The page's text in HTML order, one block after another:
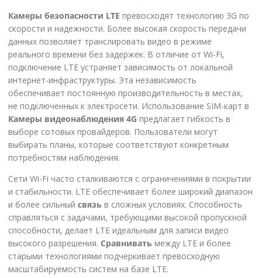
Камеры безопасности LTE превосходят технологию 3G по
скорости и надежности. Более высокая скорость передачи
данных позволяет транслировать видео в режиме
реального времени без задержек. В отличие от Wi-Fi,
подключение LTE устраняет зависимость от локальной
интернет-инфраструктуры. Эта независимость
обеспечивает постоянную производительность в местах,
не подключенных к электросети. Использование SIM-карт в
Камеры видеонаблюдения 4G предлагает гибкость в
выборе сотовых провайдеров. Пользователи могут
выбирать планы, которые соответствуют конкретным
потребностям наблюдения.
Сети Wi-Fi часто сталкиваются с ограничениями в покрытии
и стабильности. LTE обеспечивает более широкий диапазон
и более сильный связь в сложных условиях. Способность
справляться с задачами, требующими высокой пропускной
способности, делает LTE идеальным для записи видео
высокого разрешения. Сравнивать между LTE и более
старыми технологиями подчеркивает превосходную
масштабируемость систем на базе LTE.